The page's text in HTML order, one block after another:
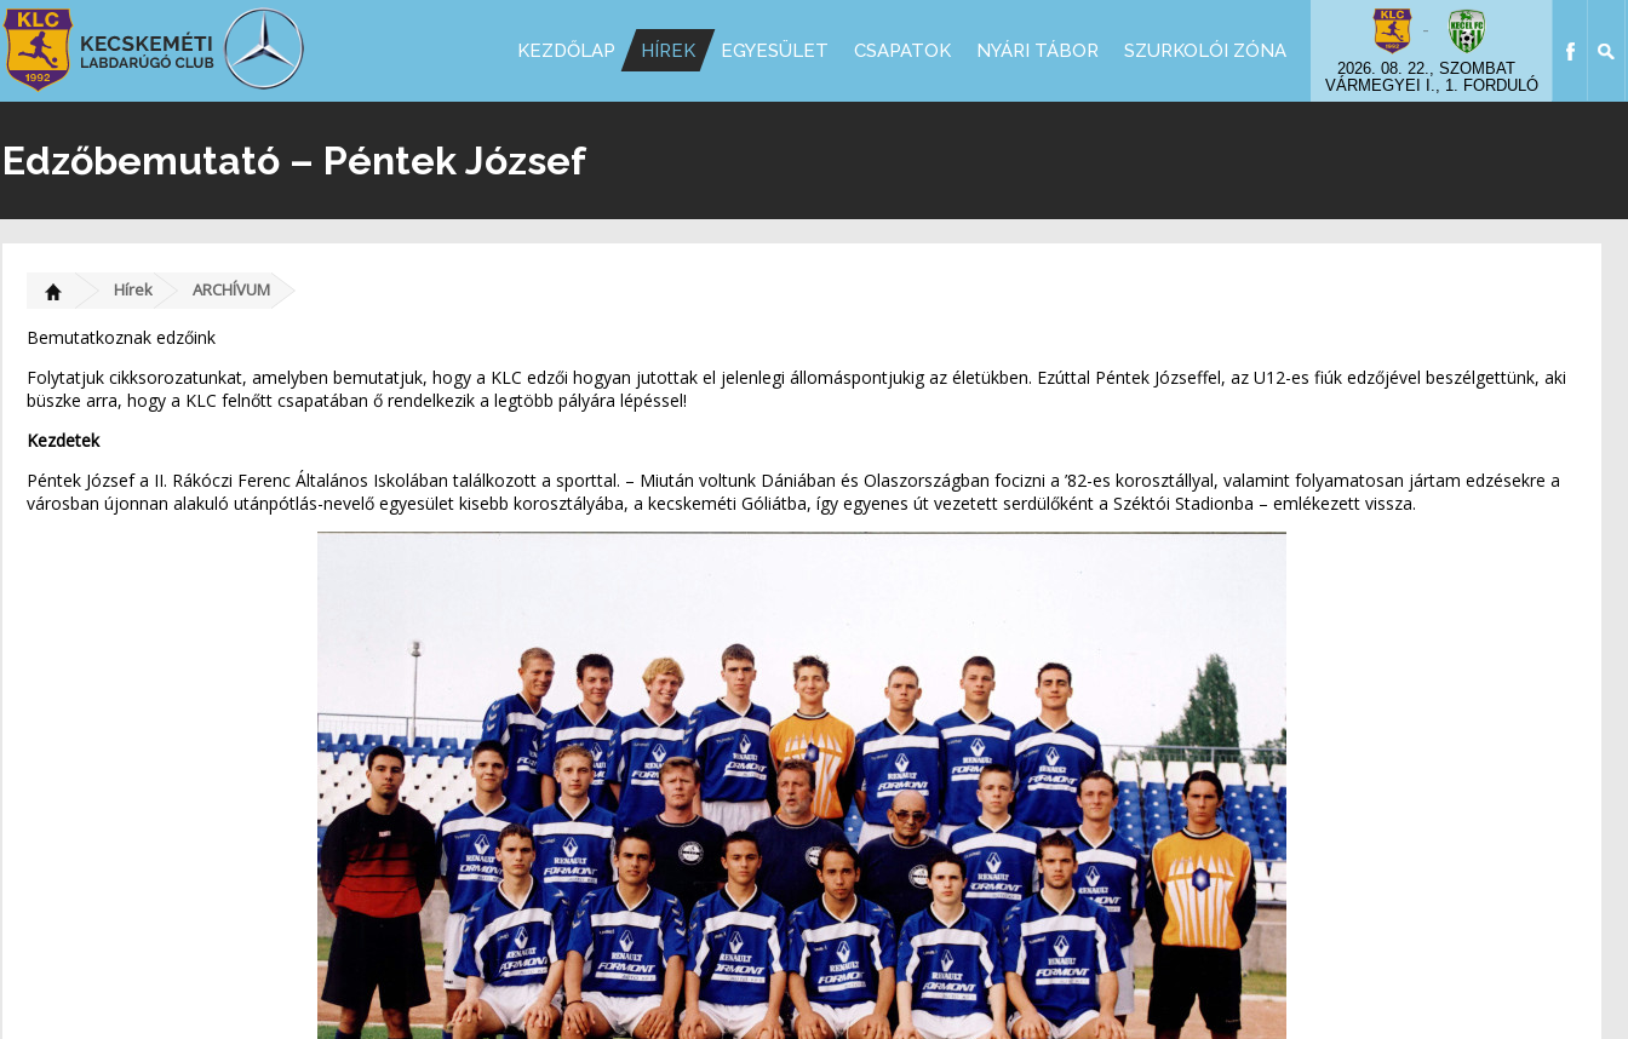
-
2026. 08. 22., SZOMBAT
VÁRMEGYEI I., 1. FORDULÓ
KEZDŐLAP HÍREK EGYESÜLET CSAPATOK NYÁRI TÁBOR SZURKOLÓI ZÓNA
Edzőbemutató – Péntek József
Hírek ARCHÍVUM
Bemutatkoznak edzőink
Folytatjuk cikksorozatunkat, amelyben bemutatjuk, hogy a KLC edzői hogyan jutottak el jelenlegi állomáspontjukig az életükben. Ezúttal Péntek Józseffel, az U12-es fiúk edzőjével beszélgettünk, aki
büszke arra, hogy a KLC felnőtt csapatában ő rendelkezik a legtöbb pályára lépéssel!
Kezdetek
Péntek József a II. Rákóczi Ferenc Általános Iskolában találkozott a sporttal. – Miután voltunk Dániában és Olaszországban focizni a ’82-es korosztállyal, valamint folyamatosan jártam edzésekre a
városban újonnan alakuló utánpótlás-nevelő egyesület kisebb korosztályába, a kecskeméti Góliátba, így egyenes út vezetett serdülőként a Széktói Stadionba – emlékezett vissza.